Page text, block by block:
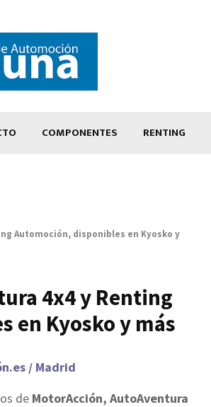
COMPONENTES RENTING
Automoción, disponibles en Kyosko y
4x4 y Renting
en Kyosko y más
/ Madrid
de MotorAcción, AutoAventura